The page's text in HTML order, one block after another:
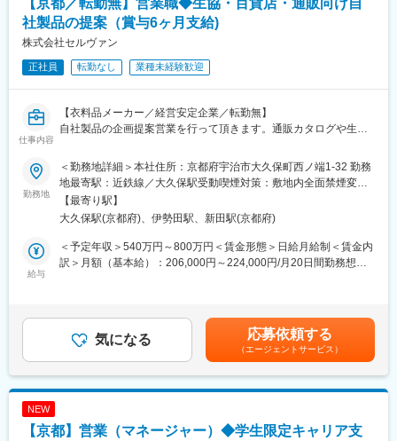
ョンです！コロナ禍でも中食業界へ参入をし宅配、お持ち帰りの
イメージをお客様に持っていただき売り上げをキープ。コロナ禍
が明け23年度では1000憶円を突破しております。その背景には時
ます。常に時流に敏感にお客様目線で新しい施策を提案いただけ
■やりがい
〇全国732店（直営店542店（うち海外2店）FC190店）規模での
とができます！！
■求める人物像
・データや数値管理業務に関心がある方
・過去の経験に囚われず素直に吸収し、熱心に業務に取組める方
と」です！利益を生み出す最前線の店舗での働く人やお客様の声
をもとにチャレンジができているか？を大切にしています。
【京都／転勤無】営業職◆生協・百貨店・通販向け自
社製品の提案（賞与6ヶ月支給)
株式会社セルヴァン
正社員 転勤なし 業種未経験歓迎
仕事内容
【衣料品メーカー／経営安定企業／転勤無】
自社製品の企画提案営業を行って頂きます。通販カタログや生協
業活動となります。
主要顧客は全国の生活協同組合・通販事業者などが中心。取引先
は全国にある為、出張での営業活動も多くあります。
通販市場でのシェアは高く、長い取引関係がある顧客が多いで
す。
既存顧客への定期的なご訪問がメインですが、新規開拓も積極的
に行っています。
取扱い商品は衣料品が中心なので、春夏モノ、秋冬モノと季節性
があり、約半年先のカタログ掲載について通販カタログ・チラシ
の制作スケジュールを把握しながらの商品提案を行います。自社
ていきます。
勤務地
＜勤務地詳細＞本社住所：京都府宇治市大久保町西ノ端1-32 勤務
地最寄駅：近鉄線／大久保駅受動喫煙対策：敷地内全面禁煙変更
の範囲：会社の定める事業所
【最寄り駅】
大久保駅(京都府)、伊勢田駅、新田駅(京都府)
給与
＜予定年収＞540万円～800万円＜賃金形態＞日給月給制＜賃金内
訳＞月額（基本給）：206,000円～224,000円/月20日間勤務想定
当：5000円・精勤手当：2000円■その他固定手当：・役職手
当:15,000円~100,000円※予定年収には、想定残業手当・精皆勤手
当・役職手当・家族手当等全ての手当てを含みます。賃金はあく
までも目安の金額であり、選考を通じて上下する可能性がありま
す。月給(月額)は固定手当を含めた表記です。
気になる 応募依頼する
（エージェントサービス）
NEW
【京都】営業（マネージャー）◆学生限定キャリア支